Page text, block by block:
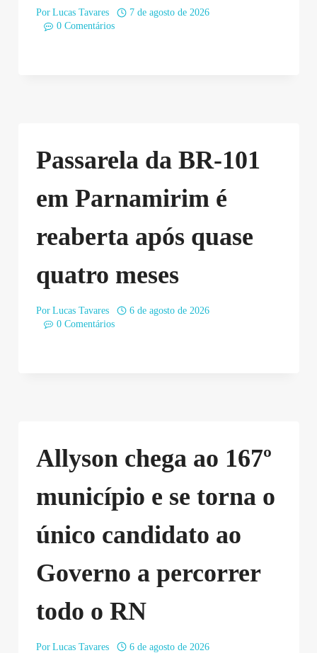
Por Lucas Tavares
7 de agosto de 2026
0 Comentários
Passarela da BR-101
em Parnamirim é
reaberta após quase
quatro meses
Por Lucas Tavares
6 de agosto de 2026
0 Comentários
Allyson chega ao 167º
município e se torna o
único candidato ao
Governo a percorrer
todo o RN
Por Lucas Tavares
6 de agosto de 2026